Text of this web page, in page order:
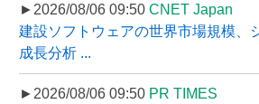
►2026/08/06 09:50 CNET Japan
建設ソフトウェアの世界市場規模、
成長分析 ...
►2026/08/06 09:50 PR TIMES